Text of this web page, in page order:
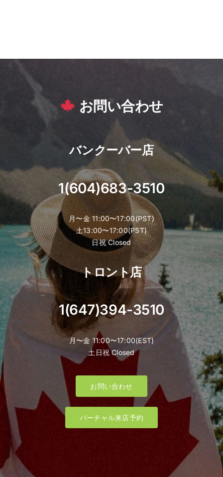
お問い合わせ
バンクーバー店
1(604)683-3510
月〜金 11:00〜17:00(PST)
土13:00〜17:00(PST)
日祝 Closed
トロント店
1(647)394-3510
月〜金 11:00〜17:00(EST)
土日祝 Closed
お問い合わせ
バーチャル来店予約